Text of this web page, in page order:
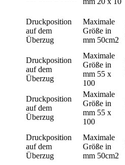
Druckposition
auf dem
Überzug
Maximale
Größe in
mm 50cm2
Druckposition
auf dem
Überzug
Maximale
Größe in
mm 55 x
100
Druckposition
auf dem
Überzug
Maximale
Größe in
mm 55 x
100
Druckposition
auf dem
Überzug
Maximale
Größe in
mm 50cm2